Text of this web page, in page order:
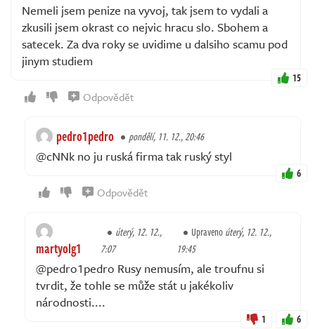
Nemeli jsem penize na vyvoj, tak jsem to vydali a
zkusili jsem okrast co nejvic hracu slo. Sbohem a
satecek. Za dva roky se uvidime u dalsiho scamu pod
jinym studiem
15
Odpovědět
pedro1pedro pondělí, 11. 12., 20:46
@cNNk no ju ruská firma tak ruský styl
6
Odpovědět
martyolg1
úterý, 12. 12.,
7:07
Upravenoúterý, 12. 12.,
19:45
@pedro1pedro Rusy nemusím, ale troufnu si
tvrdit, že tohle se může stát u jakékoliv
národnosti....
1 6